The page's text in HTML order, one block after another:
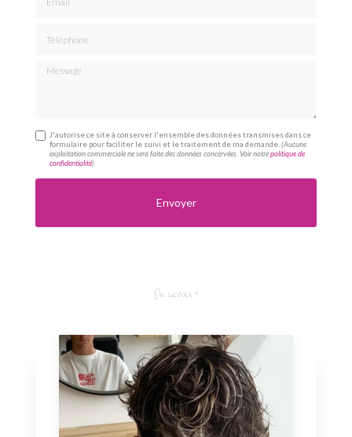
Message
J'autorise ce site à conserver l'ensemble des données transmises dans ce
formulaire pour faciliter le suivi et le traitement de ma demande.(Aucune
exploitation commerciale ne sera faite des données concervées. Voir notrepolitique de
confidentialité)
En savoir +